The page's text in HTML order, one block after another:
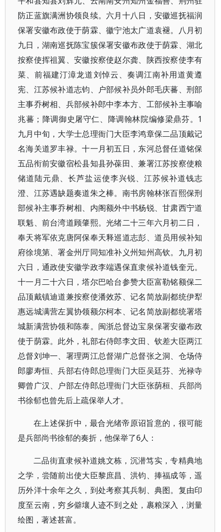
防正蓝旗满洲协领良续。六月十八日，安徽巡抚福润
保署安徽布政使于荫霖、徽宁池太广道袁褪。八月初
九日，湖南巡抚陈宝簇保署安徽布政使于荫霖、湖北
按察使挥祖翼、安徽按察使赵尔龚、陕西按察使李有
菜、前福建汀漳龙道刘悼云、奏调江南补用道黄遵
宪、江苏候补道志钧、户部候补员外郎毛庆蕃、刑部
主事乔树相、兵部候补郎中李本方、工部候补主事喻
兆蕃；降调御史屠守仁、降调翰林院编修梁鼎芬。1
九月中旬，大学士总理衙门大臣李鸿章保二品顶戴记
名海关道罗丰禄。十一月初五日，东河总督任道铭保
五品衔前安徽宿松县知县孙葆田、兼署江苏按察使粮
储道陆元鼎、长芦盐运使李兴锐、江苏候补道钱志
澄、江苏遇缺题奏道朱之棒。南书房翰林张百熙保刑
部候补主事乔树相、内阁额外中书杨锐、甘肃西宁道
联魁、前台湾道顾肇熙。光绪二十三年六月初二日，
奉天将军依克唐阿保奉天释巡道志彭、道员用候补知
府徐境第、署金州厅同知准补义州知州高钦。九月初
六日，通政使安徽学政李端遇保直隶候补道钱奎元。
十一月二十六日，塔尔巴哈台参赞大臣富勒铭额保二
品顶戴镇迪道兼按察使潘效苏、记名简放副都统伊犁
惠远城满营左翼协领额尔柯本、记名简放副都统署塔
城新满营协领和陈泰。闽浙总督边宝泉保署安徽布政
使于荫霖。此外，礼部右侍郎李文田、钦差大臣两江
总督刘坤一、署理两江总督湖广总督张之洞、仓场侍
郎廖寿恒、兵部右侍郎总理衙门大臣吴廷芬、光禄寺
卿曾广汉、户部左侍郎总理衙门大臣张荫桓、兵部尚
书徐郁也曾先后上疏保举人才。
在上述保折中，最合光绪帝原诏旨意的，很可能
是兵部尚书徐郁的奏折，他保举了6人：
二品街直隶候补道姚文栋，沉潜笃实，专精典地
之学，尝随前出使大臣黎庶昌、洪钧、捧福成等，遥
历外洋十余年之久，到处考察其兵制、典图。复由印
度至云南，穷乡僻壤人迹不到之处，裹粮深入，浏量
绘图，著述甚富。